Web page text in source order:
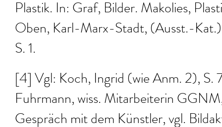
Plastik. In: Graf, Bilder. Makolies,
Oben, Karl-Marx-Stadt, (Ausst.-
S. 1.
[4] Vgl: Koch, Ingrid (wie Anm. 2), S.
Fuhrmann, wiss. Mitarbeiterin
Gespräch mit dem Künstler, vgl.